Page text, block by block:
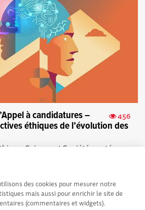
des cookies pour mesurer notre
mais aussi pour enrichir le site de
(commentaires et widgets).
456
à candidatures –
éthiques de l’évolution des
Science et Société, portée par
et établissements (COMUE)
6ème École...